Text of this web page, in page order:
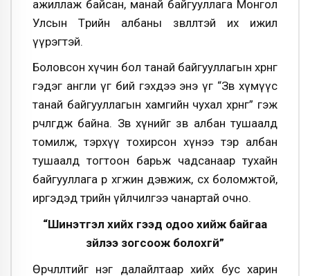
ажиллаж байсан, манай байгууллага Монгол
Улсын Төрийн албаны зөвлөлтэй их ижил
үүрэгтэй.
Боловсон хүчин бол танай байгууллагын хөрөнгө
гэдэг англи үг бий гэхдээ энэ үг “Зөв хүмүүс
танай байгууллагын хамгийн чухал хөрөнгө” гэж
өөрчлөгдөж байна. Зөв хүнийг зөв албан тушаалд
томилж, тэрхүү тохирсон хүнээ тэр албан
тушаалд тогтоон барьж чадсанаар тухайн
байгууллага өөрөө хөгжин дэвжиж, өсөх боломжтой,
иргэдэд төрийн үйлчилгээ чанартай очно.
“Шинэтгэл хийх гээд одоо хийж байгаа
зүйлээ зогсоож болохгүй”
Өөрчлөлтийг нэг далайлтаар хийх бус харин